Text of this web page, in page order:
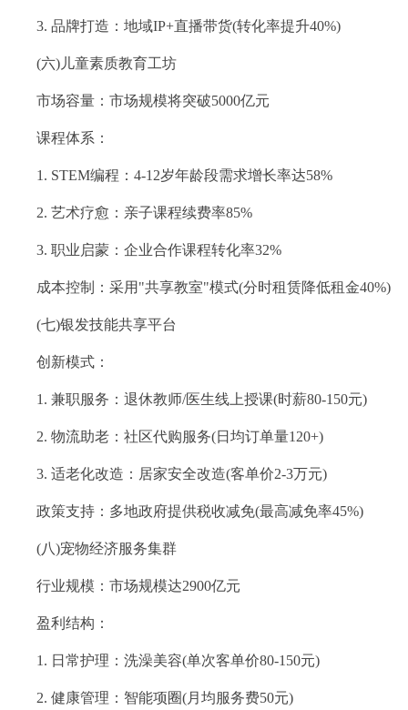
3. 品牌打造：地域IP+直播带货(转化率提升40%)
(六)儿童素质教育工坊
市场容量：市场规模将突破5000亿元
课程体系：
1. STEM编程：4-12岁年龄段需求增长率达58%
2. 艺术疗愈：亲子课程续费率85%
3. 职业启蒙：企业合作课程转化率32%
成本控制：采用"共享教室"模式(分时租赁降低租金40%)
(七)银发技能共享平台
创新模式：
1. 兼职服务：退休教师/医生线上授课(时薪80-150元)
2. 物流助老：社区代购服务(日均订单量120+)
3. 适老化改造：居家安全改造(客单价2-3万元)
政策支持：多地政府提供税收减免(最高减免率45%)
(八)宠物经济服务集群
行业规模：市场规模达2900亿元
盈利结构：
1. 日常护理：洗澡美容(单次客单价80-150元)
2. 健康管理：智能项圈(月均服务费50元)